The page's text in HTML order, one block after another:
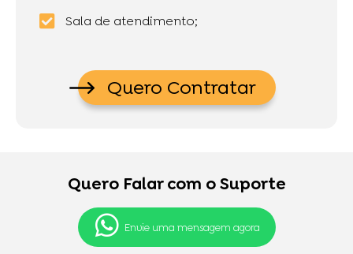
Sala de atendimento;
Quero Contratar
Quero Falar com o Suporte
Envie uma mensagem agora